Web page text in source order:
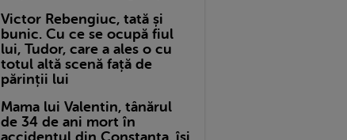
Victor Rebengiuc, tată și
bunic. Cu ce se ocupă fiul
lui, Tudor, care a ales o cu
totul altă scenă față de
părinții lui
Mama lui Valentin, tânărul
de 34 de ani mort în
accidentul din Constanța, își